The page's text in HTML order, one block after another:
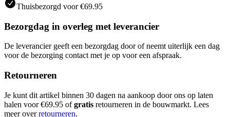
Thuisbezorgd voor €69.95
Bezorgdag in overleg met leverancier
De leverancier geeft een bezorgdag door of neemt uiterlijk een dag
voor de bezorging contact met je op voor een afspraak.
Retourneren
Je kunt dit artikel binnen 30 dagen na aankoop door ons op laten
halen voor €69.95 ofgratis retourneren in de bouwmarkt. Lees
meer overretourneren.